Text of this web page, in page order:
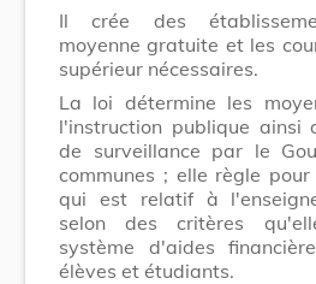
Il crée des
moyenne gratuite et les
supérieur nécessaires.
La loi détermine les
l'instruction publique ainsi
de surveillance par le
communes ; elle règle
qui est relatif à
selon des critères
système d'aides
élèves et étudiants.